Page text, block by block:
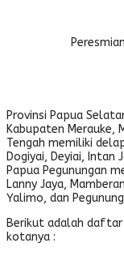
Provinsi Papua
Kabupaten Merauke,
Tengah memiliki
Dogiyai, Deyiai, Intan
Papua Pegunungan
Lanny Jaya,
Yalimo, dan
Berikut adalah daftar
kotanya :